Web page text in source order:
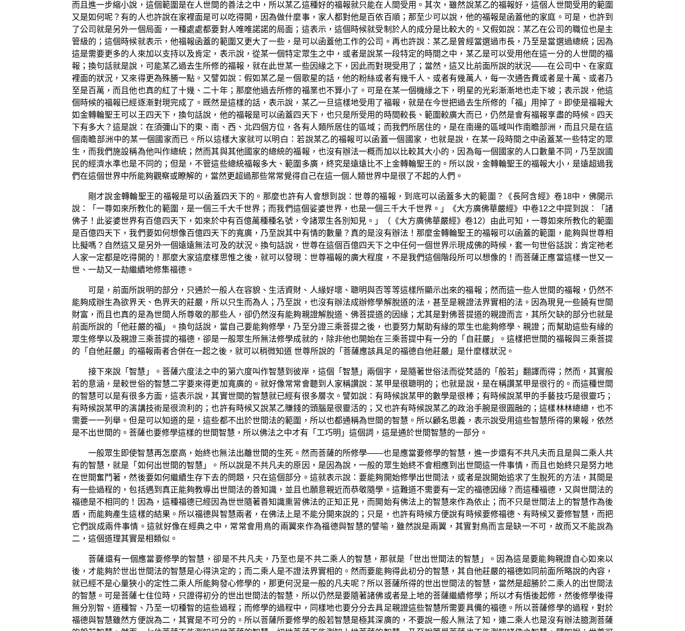
而且進一步縮小說，這個範圍是在人世間的善法之中，所以某乙這種好的福報就只能在人間受用。其次，雖然說某乙的福報好，這個人世間受用的範圍
又是如何呢？有的人也許說在家裡面是可以吃得開，因為做什麼事，家人都對他是百依百順；那至少可以說，他的福報是函蓋他的家庭。可是，也許到
了公司就是另外一個局面，一種處處都要對人唯唯諾諾的局面；這表示，這個時候就受制於人的成分是比較大的。又假如說：某乙在公司的職位也是主
管級的；這個時候就表示，他福報函蓋的範圍又更大了一些，是可以函蓋他工作的公司。再也許說：某乙是曾經當選過市長，乃至是當選過總統；因為
這是需要更多的人來加以支持以及肯定，表示說，從某一個特定眾生之中，或者是說某一段特定的時間之中，某乙是可以受用他在這一分的人世間的福
報；換句話就是說，可能某乙過去生所修的福報，就在此世某一些因緣之下，因此而對現受用了；當然，這又比前面所說的狀況——在公司中、在家庭
裡面的狀況，又來得更為殊勝一點。又譬如說：假如某乙是ㄧ個歌星的話，他的粉絲或者有幾千人、或者有幾萬人，每一次通告費或者是十萬、或者乃
至是百萬，而且他也真的紅了十幾、二十年；那麼他過去所修的福業也不算小了。可是在某一個機緣之下，明星的光彩漸漸地也走下坡；表示說，他這
個時候的福報已經逐漸對現完成了。既然是這樣的話，表示說，某乙一旦這樣地受用了福報，就是在今世把過去生所修的「福」用掉了。即使是福報大
如金轉輪聖王可以王四天下，換句話說，他的福報是可以函蓋四天下，也只是所受用的時間較長、範圍較廣大而已，仍然是會有福報享盡的時候。四天
下有多大？這是說：在須彌山下的東、南、西、北四個方位，各有人類所居住的區域；而我們所居住的，是在南邊的區域叫作南瞻部洲，而且只是在這
個南瞻部洲中的某一個國家而已。所以這樣大家就可以明白：若說某乙的福報可以函蓋一個國家，也就是說，在某一段時間之中函蓋某一些特定的眾
生，而我們施設稱為他叫作總統；然而其與其他國家的總統的福報，也沒有辦法一概而加以比較其大小的，因為每一個國家的人口數量不同，乃至說國
民的經濟水準也是不同的；但是，不管這些總統福報多大、範圍多廣，終究是遠遠比不上金轉輪聖王的。所以說，金轉輪聖王的福報大小，是遠超過我
們在這個世界中所能夠觀察或瞭解的，當然更超過那些常常覺得自己在這一個人類世界中是很了不起的人們。
剛才說金轉輪聖王的福報是可以函蓋四天下的。那麼也許有人會想到說：世尊的福報，到底可以函蓋多大的範圍？《長阿含經》卷18中，佛開示
說：「一尊如來所教化的範圍，是一個三千大千世界；而我們這個娑婆世界，也是一個三千大千世界。」《大方廣佛華嚴經》中卷12之中提到說：「諸
佛子！此娑婆世界有百億四天下，如來於中有百億萬種種名號，令諸眾生各別知見。」（《大方廣佛華嚴經》卷12）由此可知，一尊如來所教化的範圍
是百億四天下，我們要如何想像百億四天下的寬廣，乃至說其中有情的數量？真的是沒有辦法！那麼金轉輪聖王的福報可以函蓋的範圍，能夠與世尊相
比擬嗎？自然這又是另外一個遠遠無法可及的狀況。換句話說，世尊在這個百億四天下之中任何一個世界示現成佛的時候，套一句世俗話說：肯定祂老
人家一定都是吃得開的！那麼大家這麼樣思惟之後，就可以發現：世尊福報的廣大程度，不是我們這個階段所可以想像的！而菩薩正應當這樣一世又一
世、一劫又一劫繼續地修集福德。
可是，前面所說明的部分，只通於一般人在容貌、生活資財、人緣好壞、聰明與否等等這樣所顯示出來的福報；然而這一些人世間的福報，仍然不
能夠成辦生為欲界天、色界天的莊嚴，所以只生而為人；乃至說，也沒有辦法成辦修學解脫道的法，甚至是親證法界實相的法。因為現見一些饒有世間
財富，而且也真的是為世間人所尊敬的那些人，卻仍然沒有能夠親證解脫道、佛菩提道的因緣；尤其是對佛菩提道的親證而言，其所欠缺的部分也就是
前面所說的「他莊嚴的福」。換句話說，當自己要能夠修學，乃至分證三乘菩提之後，也要努力幫助有緣的眾生也能夠修學、親證；而幫助這些有緣的
眾生修學以及親證三乘菩提的福德，卻是一般眾生所無法修學成就的，除非他也開始在三乘菩提中有一分的「自莊嚴」。這樣把世間的福報與三乘菩提
的「自他莊嚴」的福報兩者合併在一起之後，就可以稍微知道 世尊所說的「菩薩應該具足的福德自他莊嚴」是什麼樣狀況。
接下來說「智慧」。菩薩六度法之中的第六度叫作智慧到彼岸，這個「智慧」兩個字，是隨著世俗法而從梵語的「般若」翻譯而得；然而，其實般
若的意涵，是較世俗的智慧二字要來得更加寬廣的。就好像常常會聽到人家稱讚說：某甲是很聰明的；也就是說，是在稱讚某甲是很行的。而這種世間
的智慧可以是有很多方面，這表示說，其實世間的智慧就已經有很多層次。譬如說：有時候說某甲的數學是很棒；有時候說某甲的手藝技巧是很靈巧；
有時候說某甲的演講技術是很流利的；也許有時候又說某乙賺錢的頭腦是很靈活的；又也許有時候說某乙的政治手腕是很圓融的；這樣林林總總，也不
需要一一列舉。但是可以知道的是，這些都不出於世間法的範圍，所以也都通稱為世間的智慧。所以顧名思義，表示說受用這些智慧所得的果報，依然
是不出世間的。菩薩也要修學這樣的世間智慧，所以佛法之中才有「工巧明」這個詞，這是通於世間智慧的一部分。
一般眾生即使智慧再怎麼高，始終也無法出離世間的生死。然而菩薩的所修學——也是應當要修學的智慧，進一步還有不共凡夫而且是與二乘人共
有的智慧，就是「如何出世間的智慧」。所以說是不共凡夫的原因，是因為說，一般的眾生始終不會相應到出世間這一件事情，而且也始終只是努力地
在世間奮鬥著，然後要如何繼續生存下去的問題，只在這個部分。這就表示說：要能夠開始修學出世間法，或者是說開始追求了生脫死的方法，其間是
有一些過程的，包括遇到真正能夠教導出世間法的善知識，並且也願意親近而恭敬隨學。這難道不需要有一定的福德因緣？而這種福德，又與世間法的
福德是不相同的！因為，這種福德已經因為世世隨著善知識熏習佛法的正知正見，而開始有佛法上的智慧來作為依止；而不只是世間法上的智慧作為後
盾，而能夠產生這樣的結果。所以福德與智慧兩者，在佛法上是不能分開來說的；只是，也許有時候方便說有時候要修福德、有時候又要修智慧，而把
它們說成兩件事情。這就好像在經典之中，常常會用鳥的兩翼來作為福德與智慧的譬喻，雖然說是兩翼，其實對鳥而言是缺一不可，故而又不能說為
二，這個道理其實是相類似。
菩薩還有一個應當要修學的智慧，卻是不共凡夫，乃至也是不共二乘人的智慧，那就是「世出世間法的智慧」。因為這是要能夠親證自心如來以
後，才能夠於世出世間法的智慧是心得決定的；而二乘人是不證法界實相的。然而要能夠得此初分的智慧，其自他莊嚴的福德如同前面所略說的內容，
就已經不是心量狹小的定性二乘人所能夠發心修學的，那更何況是一般的凡夫呢？所以菩薩所得的世出世間法的智慧，當然是超勝於二乘人的出世間法
的智慧。可是菩薩七住位時，只證得初分的世出世間法的智慧，所以仍然是要隨著諸佛或者是上地的菩薩繼續修學；所以才有悟後起修，然後修學後得
無分別智、道種智、乃至一切種智的這些過程；而修學的過程中，同樣地也要分分去具足親證這些智慧所需要具備的福德。所以菩薩修學的過程，對於
福德與智慧雖然方便說為二，其實是不可分的。所以菩薩所要修學的般若智慧是極其深廣的，不要說一般人無法了知，連二乘人也是沒有辦法臆測菩薩